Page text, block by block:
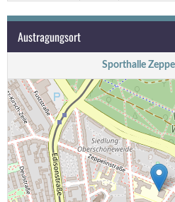
Austragungsort
Sporthalle